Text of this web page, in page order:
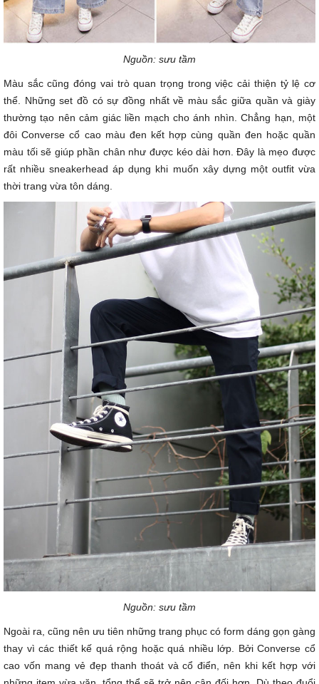
Nguồn: sưu tầm
Màu sắc cũng đóng vai trò quan trọng trong việc cải thiện tỷ lệ cơ
thể. Những set đồ có sự đồng nhất về màu sắc giữa quần và giày
thường tạo nên cảm giác liền mạch cho ánh nhìn. Chẳng hạn, một
đôi Converse cổ cao màu đen kết hợp cùng quần đen hoặc quần
màu tối sẽ giúp phần chân như được kéo dài hơn. Đây là mẹo được
rất nhiều sneakerhead áp dụng khi muốn xây dựng một outfit vừa
thời trang vừa tôn dáng.
Nguồn: sưu tầm
Ngoài ra, cũng nên ưu tiên những trang phục có form dáng gọn gàng
thay vì các thiết kế quá rộng hoặc quá nhiều lớp. Bởi Converse cổ
cao vốn mang vẻ đẹp thanh thoát và cổ điển, nên khi kết hợp với